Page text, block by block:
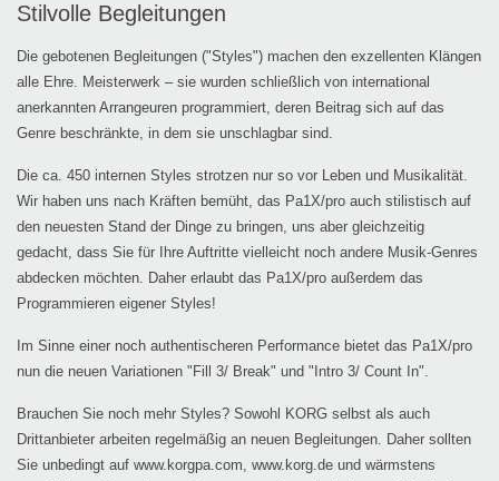
Stilvolle Begleitungen
Die gebotenen Begleitungen ("Styles") machen den exzellenten Klängen
alle Ehre. Meisterwerk – sie wurden schließlich von international
anerkannten Arrangeuren programmiert, deren Beitrag sich auf das
Genre beschränkte, in dem sie unschlagbar sind.
Die ca. 450 internen Styles strotzen nur so vor Leben und Musikalität.
Wir haben uns nach Kräften bemüht, das Pa1X/pro auch stilistisch auf
den neuesten Stand der Dinge zu bringen, uns aber gleichzeitig
gedacht, dass Sie für Ihre Auftritte vielleicht noch andere Musik-Genres
abdecken möchten. Daher erlaubt das Pa1X/pro außerdem das
Programmieren eigener Styles!
Im Sinne einer noch authentischeren Performance bietet das Pa1X/pro
nun die neuen Variationen "Fill 3/ Break" und "Intro 3/ Count In".
Brauchen Sie noch mehr Styles? Sowohl KORG selbst als auch
Drittanbieter arbeiten regelmäßig an neuen Begleitungen. Daher sollten
Sie unbedingt auf www.korgpa.com, www.korg.de und wärmstens